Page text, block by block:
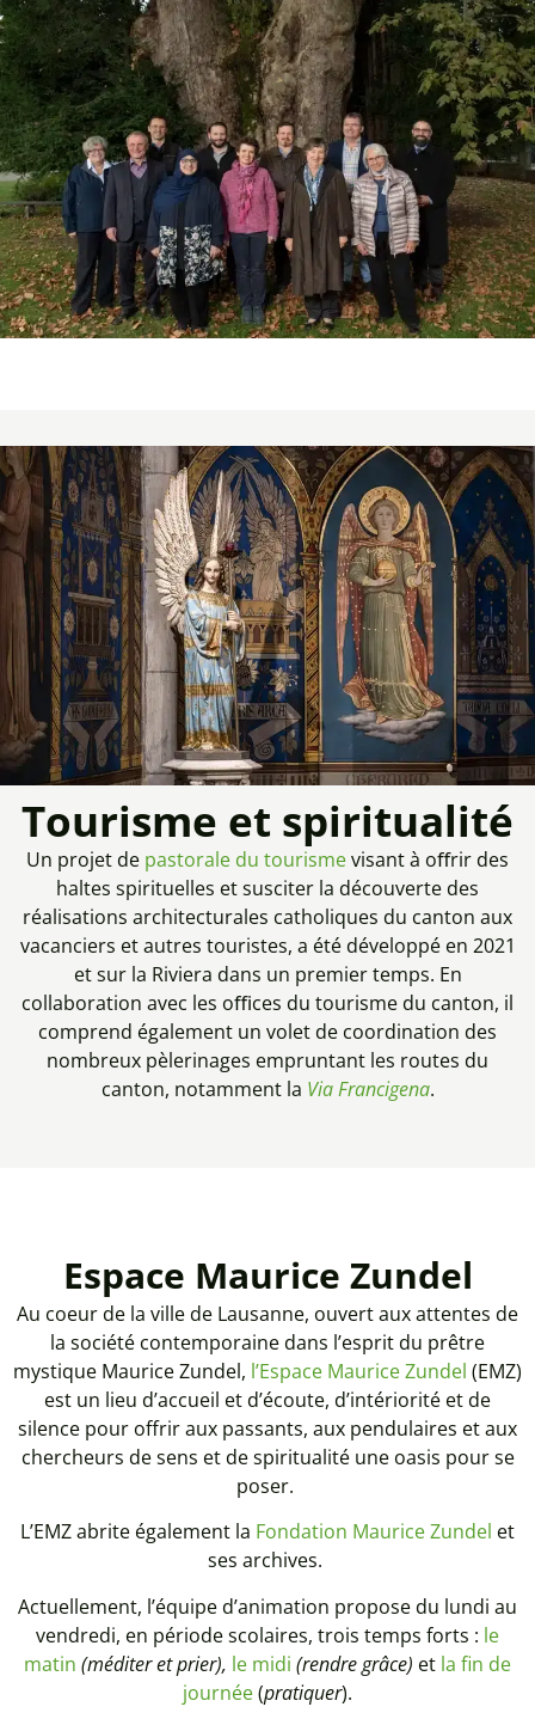
Tourisme et spiritualité
Un projet de pastorale du tourismevisant à oﬀrir des
haltes spirituelles et susciter la découverte des
réalisations architecturales catholiques du canton aux
vacanciers et autres touristes, a été développé en 2021
et sur la Riviera dans un premier temps. En
collaboration avec les oﬃces du tourisme du canton, il
comprend également un volet de coordination des
nombreux pèlerinages empruntant les routes du
canton, notamment la Via Francigena.
Espace Maurice Zundel
Au coeur de la ville de Lausanne, ouvert aux attentes de
la société contemporaine dans l’esprit du prêtre
mystique Maurice Zundel, l’Espace Maurice Zundel (EMZ)
est un lieu d’accueil et d’écoute, d’intériorité et de
silence pour offrir aux passants, aux pendulaires et aux
chercheurs de sens et de spiritualité une oasis pour se
poser.
L’EMZ abrite également la Fondation Maurice Zundel et
ses archives.
Actuellement, l’équipe d’animation propose du lundi au
vendredi, en période scolaires, trois temps forts : le
matin (méditer et prier), le midi (rendre grâce) et la fin de
journée(pratiquer).